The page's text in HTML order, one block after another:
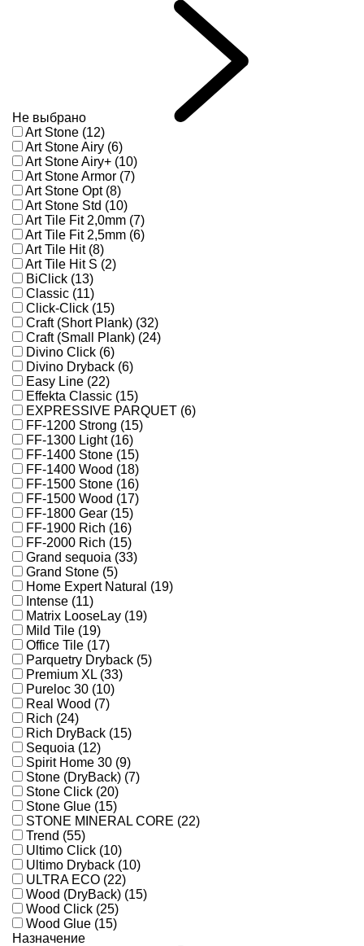
Не выбрано
Art Stone (12)
Art Stone Airy (6)
Art Stone Airy+ (10)
Art Stone Armor (7)
Art Stone Opt (8)
Art Stone Std (10)
Art Tile Fit 2,0mm (7)
Art Tile Fit 2,5mm (6)
Art Tile Hit (8)
Art Tile Hit S (2)
BiClick (13)
Classic (11)
Click-Click (15)
Craft (Short Plank) (32)
Craft (Small Plank) (24)
Divino Click (6)
Divino Dryback (6)
Easy Line (22)
Effekta Classic (15)
EXPRESSIVE PARQUET (6)
FF-1200 Strong (15)
FF-1300 Light (16)
FF-1400 Stone (15)
FF-1400 Wood (18)
FF-1500 Stone (16)
FF-1500 Wood (17)
FF-1800 Gear (15)
FF-1900 Rich (16)
FF-2000 Rich (15)
Grand sequoia (33)
Grand Stone (5)
Home Expert Natural (19)
Intense (11)
Matrix LooseLay (19)
Mild Tile (19)
Office Tile (17)
Parquetry Dryback (5)
Premium XL (33)
Pureloc 30 (10)
Real Wood (7)
Rich (24)
Rich DryBack (15)
Sequoia (12)
Spirit Home 30 (9)
Stone (DryBack) (7)
Stone Click (20)
Stone Glue (15)
STONE MINERAL CORE (22)
Trend (55)
Ultimo Click (10)
Ultimo Dryback (10)
ULTRA ECO (22)
Wood (DryBack) (15)
Wood Click (25)
Wood Glue (15)
Назначение